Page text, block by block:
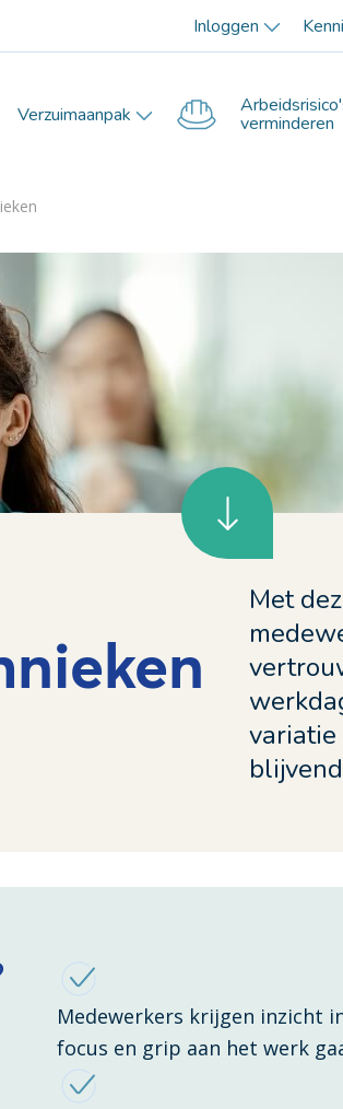
Inloggen
Verzuimaanpak verminderen
Met
Medewerkers krijgen inzicht
focus en grip aan het werk